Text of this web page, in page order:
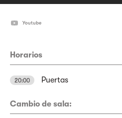
Youtube
Horarios
20:00 Puertas
Cambio de sala: